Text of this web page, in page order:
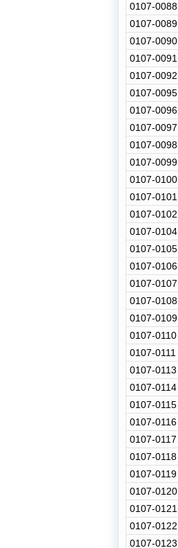
0107-0088
0107-0089
0107-0090
0107-0091
0107-0092
0107-0095
0107-0096
0107-0097
0107-0098
0107-0099
0107-0100
0107-0101
0107-0102
0107-0104
0107-0105
0107-0106
0107-0107
0107-0108
0107-0109
0107-0110
0107-0111
0107-0113
0107-0114
0107-0115
0107-0116
0107-0117
0107-0118
0107-0119
0107-0120
0107-0121
0107-0122
0107-0123